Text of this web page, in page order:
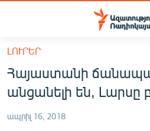
Մատչելիության
հիմնական
բովանդակությանը
Անցնել
հիմնական
մենյուին
ՀԱՅԱՍՏԱՆ
ՔԱՂԱՔԱԿԱՆ
ԸՆՏՐՈՒԹՅՈՒՆՆԵՐ 2026
ԼՈՒՐԵՐ
Հայաստանի
անցանելի են, Լարսը
ապրիլ 16, 2018